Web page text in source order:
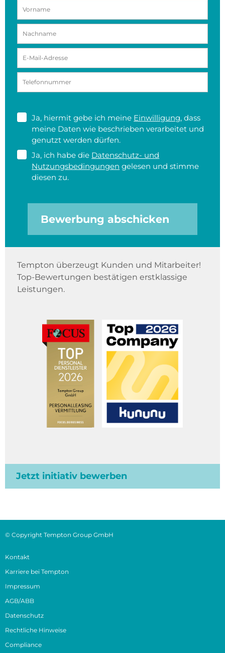
Ja, hiermit gebe ich meine Einwilligung, dass
meine Daten wie beschrieben verarbeitet und
genutzt werden dürfen.
Ja, ich habe die Datenschutz- und
Nutzungsbedingungen gelesen und stimme
diesen zu.
Bewerbung abschicken
Tempton überzeugt Kunden und Mitarbeiter!
Top-Bewertungen bestätigen erstklassige
Leistungen.
Jetzt initiativ bewerben
© Copyright Tempton Group GmbH
Kontakt
Karriere bei Tempton
Impressum
AGB/ABB
Datenschutz
Rechtliche Hinweise
Compliance